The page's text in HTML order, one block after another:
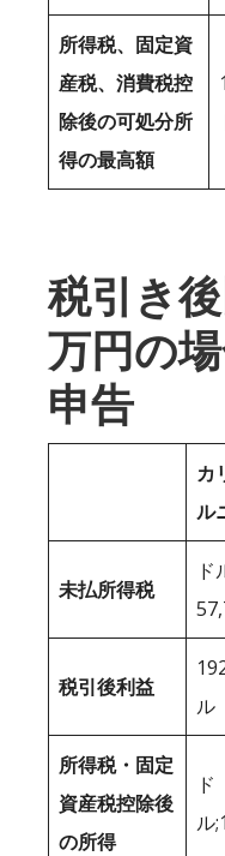
所得税、固定資
産税、消費税控
除後の可処分所
得の最高額
税引き
万円の
申告
カ
ル
未払所得税
ド
税引後利益
ル
所得税・固定
資産税控除後
の所得
ド
ル